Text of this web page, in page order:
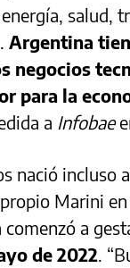
salud,
Argentina
negocios
para la
a Infobae
nació incluso
Marini
a
de 2022.